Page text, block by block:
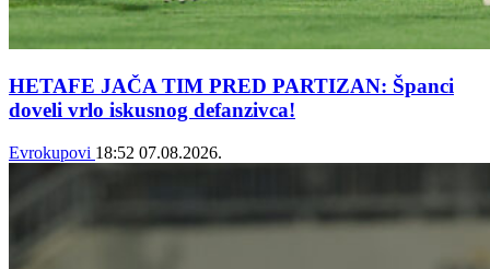
HETAFE JAČA TIM PRED PARTIZAN: Španci
doveli vrlo iskusnog defanzivca!
Evrokupovi 18:52 07.08.2026.